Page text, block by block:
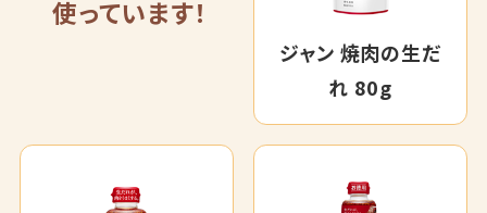
使っています！
ジャン 焼肉の生だ
れ 80g